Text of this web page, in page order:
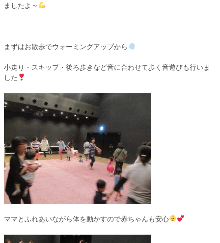
ましたよ～
まずはお散歩でウォーミングアップから
小走り・スキップ・後ろ歩きなど音に合わせて歩く音遊びも行いま
した
ママとふれあいながら体を動かすので赤ちゃんも安心